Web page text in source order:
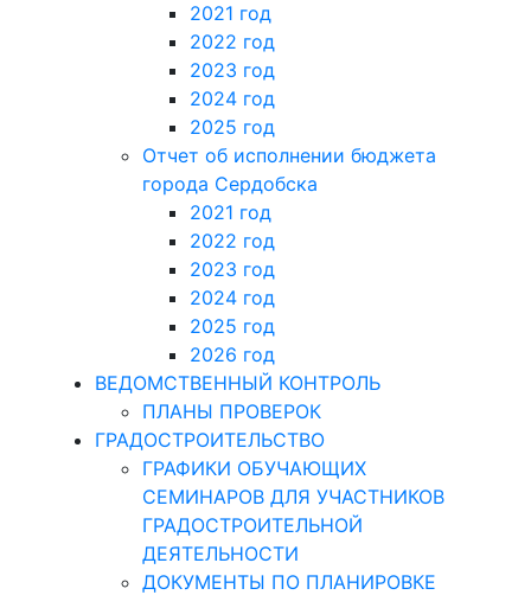
2021 год
2022 год
2023 год
2024 год
2025 год
Отчет об исполнении бюджета
города Сердобска
2021 год
2022 год
2023 год
2024 год
2025 год
2026 год
ВЕДОМСТВЕННЫЙ КОНТРОЛЬ
ПЛАНЫ ПРОВЕРОК
ГРАДОСТРОИТЕЛЬСТВО
ГРАФИКИ ОБУЧАЮЩИХ
СЕМИНАРОВ ДЛЯ УЧАСТНИКОВ
ГРАДОСТРОИТЕЛЬНОЙ
ДЕЯТЕЛЬНОСТИ
ДОКУМЕНТЫ ПО ПЛАНИРОВКЕ